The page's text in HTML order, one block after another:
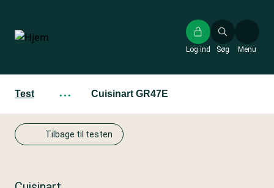
hovedindhold
Søg
Log ind Menu
Test ··· Cuisinart GR47E
Tilbage til testen